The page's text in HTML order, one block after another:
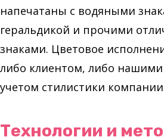
напечатаны с водяными
геральдикой и прочими
знаками. Цветовое
либо клиентом, либо
учетом стилистики
Технологии и